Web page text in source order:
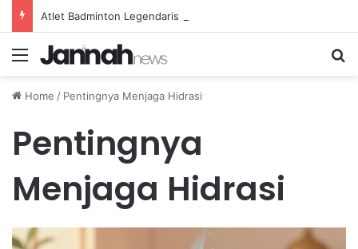
Menu
Home / Pentingnya Menjaga Hidrasi
Pentingnya
Menjaga Hidrasi